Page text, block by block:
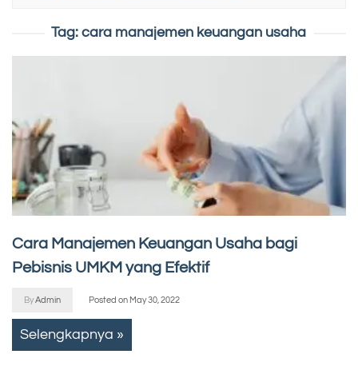
Tag:cara manajemen keuangan usaha
Cara Manajemen Keuangan Usaha bagi
Pebisnis UMKM yang Efektif
ByAdmin Posted on May 30, 2022
Selengkapnya »